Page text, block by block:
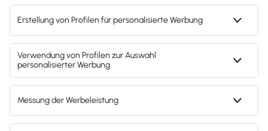
Fachartikel & News
Noch mehr zum Thema
Kostenstelle
Alle Artikel zum Thema anzeigen